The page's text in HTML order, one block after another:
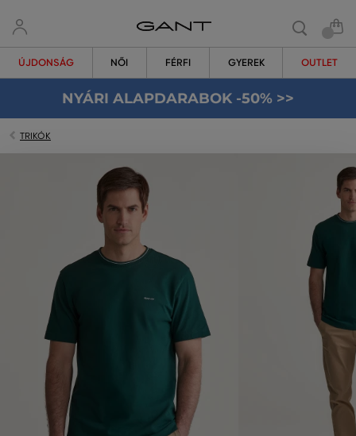
ÚJDONSÁG NŐI FÉRFI GYEREK OUTLET
NYÁRI ALAPDARABOK -50% >>
TRIKÓK